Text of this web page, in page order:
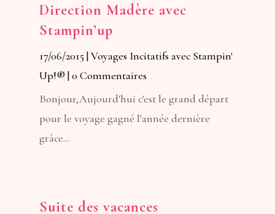
Direction Madère avec
Stampin’up
17/06/2015|Voyages Incitatifs avec Stampin'
Up!® | 0 Commentaires
Bonjour,Aujourd'hui c'est le grand départ
pour le voyage gagné l'année dernière
grâce...
Suite des vacances